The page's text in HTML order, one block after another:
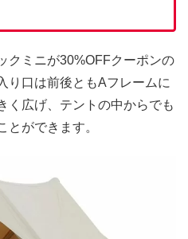
クミニが30%OFFクーポンの
り口は前後ともAフレームに
く広げ、テントの中からでも
とができます。